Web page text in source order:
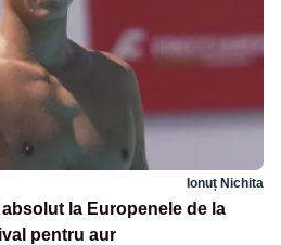
Ionuț Nichita
la Europenele de la
pentru aur